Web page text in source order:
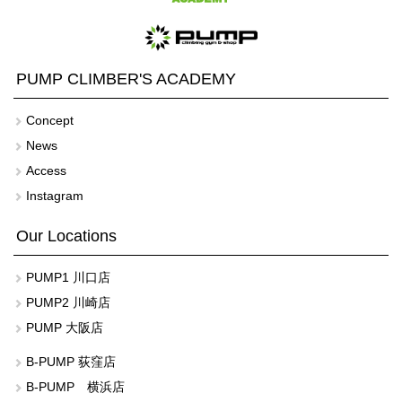
PUMP CLIMBER'S ACADEMY
Concept
News
Access
Instagram
Our Locations
PUMP1 川口店
PUMP2 川崎店
PUMP 大阪店
B-PUMP 荻窪店
B-PUMP 横浜店